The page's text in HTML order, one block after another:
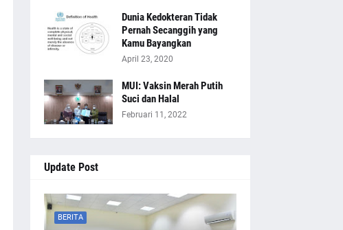
Dunia Kedokteran Tidak
Pernah Secanggih yang
Kamu Bayangkan
April 23, 2020
MUI: Vaksin Merah Putih
Suci dan Halal
Februari 11, 2022
Update Post
BERITA